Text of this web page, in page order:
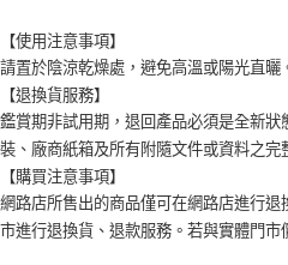
【使用注意事項】
請置於陰涼乾燥處，避免高溫或陽光直曬
【退換貨服務】
鑑賞期非試用期，退回產品必須是全新
裝、廠商紙箱及所有附隨文件或資料之完
【購買注意事項】
網路店所售出的商品僅可在網路店進行
市進行退換貨、退款服務。若與實體門市